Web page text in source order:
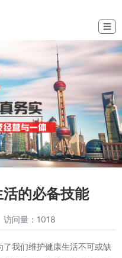
☰
的必备技能
问量：1018
我们维护健康生活不可或缺